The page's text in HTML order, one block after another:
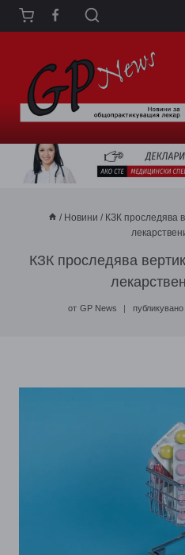
Към
съдържанието
/ Новини / КЗК проследява
КЗК проследява
от GP News публикувано